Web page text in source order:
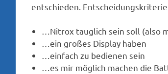
entschieden.
…Nitrox tauglich sein soll (also
…ein großes Display haben
…einfach zu bedienen sein
…es mir möglich machen die